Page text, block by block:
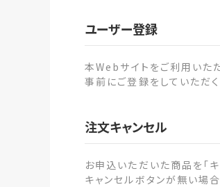
ユーザー登録
本Webサイトをご利用いた
事前にご登録をしていただ
注文キャンセル
お申込いただいた商品を「
キャンセルボタンが無い場